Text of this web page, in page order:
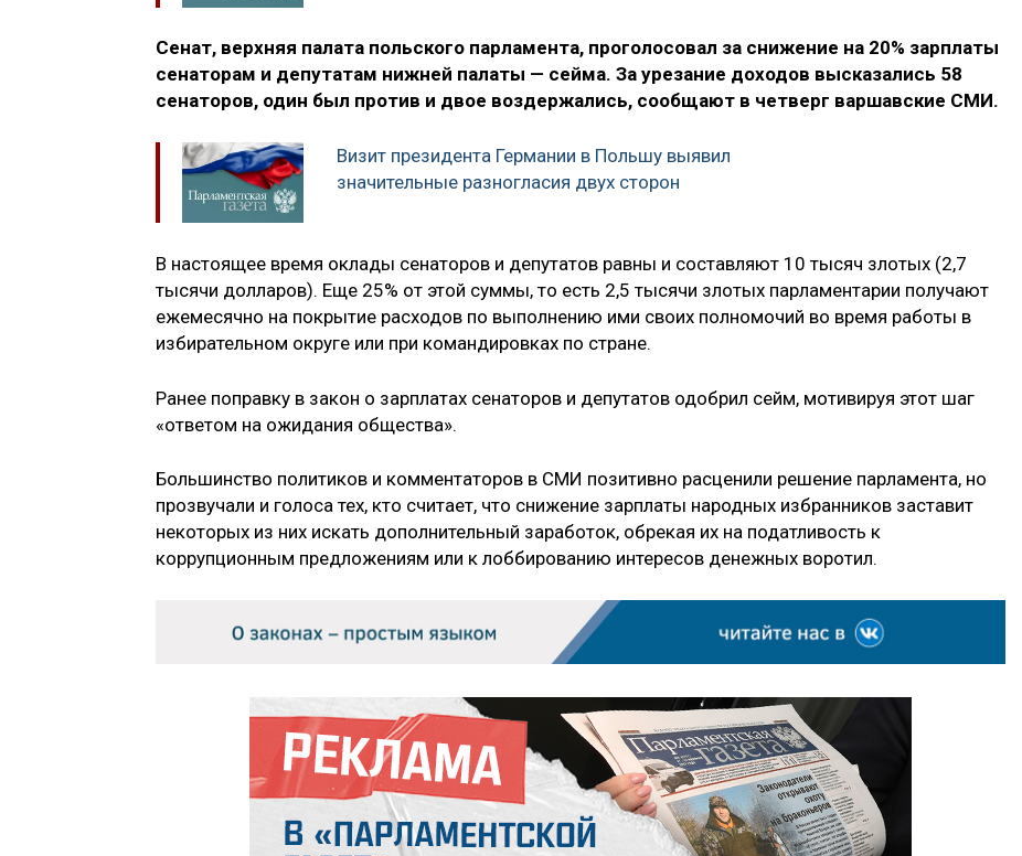
Сенат, верхняя палата польского парламента, проголосовал за снижение на 20% зарплаты
сенаторам и депутатам нижней палаты — сейма. За урезание доходов высказались 58
сенаторов, один был против и двое воздержались, сообщают в четверг варшавские СМИ.
Визит президента Германии в Польшу выявил
значительные разногласия двух сторон
В настоящее время оклады сенаторов и депутатов равны и составляют 10 тысяч злотых (2,7
тысячи долларов). Еще 25% от этой суммы, то есть 2,5 тысячи злотых парламентарии получают
ежемесячно на покрытие расходов по выполнению ими своих полномочий во время работы в
избирательном округе или при командировках по стране.
Ранее поправку в закон о зарплатах сенаторов и депутатов одобрил сейм, мотивируя этот шаг
«ответом на ожидания общества».
Большинство политиков и комментаторов в СМИ позитивно расценили решение парламента, но
прозвучали и голоса тех, кто считает, что снижение зарплаты народных избранников заставит
некоторых из них искать дополнительный заработок, обрекая их на податливость к
коррупционным предложениям или к лоббированию интересов денежных воротил.